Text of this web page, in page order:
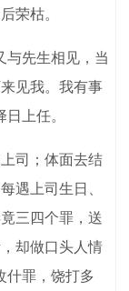
荣枯。
先生相见，当
见我。我有事
上任。
司；体面去结
遇上司生日、
三四个罪，送
却做口头人情
什罪，饶打多